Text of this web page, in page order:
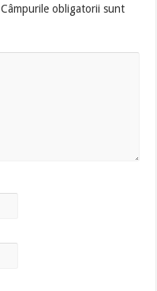
Câmpurile obligatorii sunt